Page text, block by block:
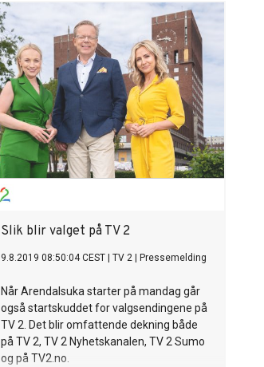
TV 2-sjef Olav T. Sandnes.
Slik blir valget på TV 2
9.8.2019 08:50:04 CEST TV 2 Pressemelding
Når Arendalsuka starter på mandag går
også startskuddet for valgsendingene på
TV 2. Det blir omfattende dekning både
på TV 2, TV 2 Nyhetskanalen, TV 2 Sumo
og på TV2.no.